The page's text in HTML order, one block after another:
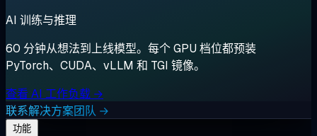
AI 训练与推理
60 分钟从想法到上线模型。每个 GPU 档位都预装
PyTorch、CUDA、vLLM 和 TGI 镜像。
查看 AI 工作负载 →
联系解决方案团队 →